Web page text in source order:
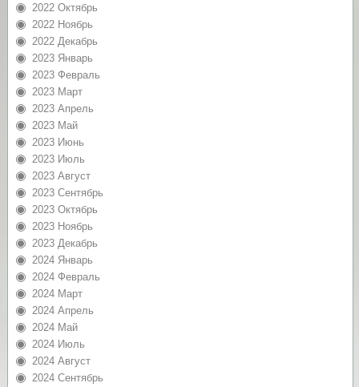
2022 Октябрь
2022 Ноябрь
2022 Декабрь
2023 Январь
2023 Февраль
2023 Март
2023 Апрель
2023 Май
2023 Июнь
2023 Июль
2023 Август
2023 Сентябрь
2023 Октябрь
2023 Ноябрь
2023 Декабрь
2024 Январь
2024 Февраль
2024 Март
2024 Апрель
2024 Май
2024 Июль
2024 Август
2024 Сентябрь